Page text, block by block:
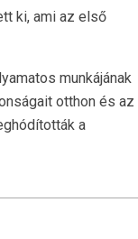
ki, ami az első
munkájának
otthon és az
a